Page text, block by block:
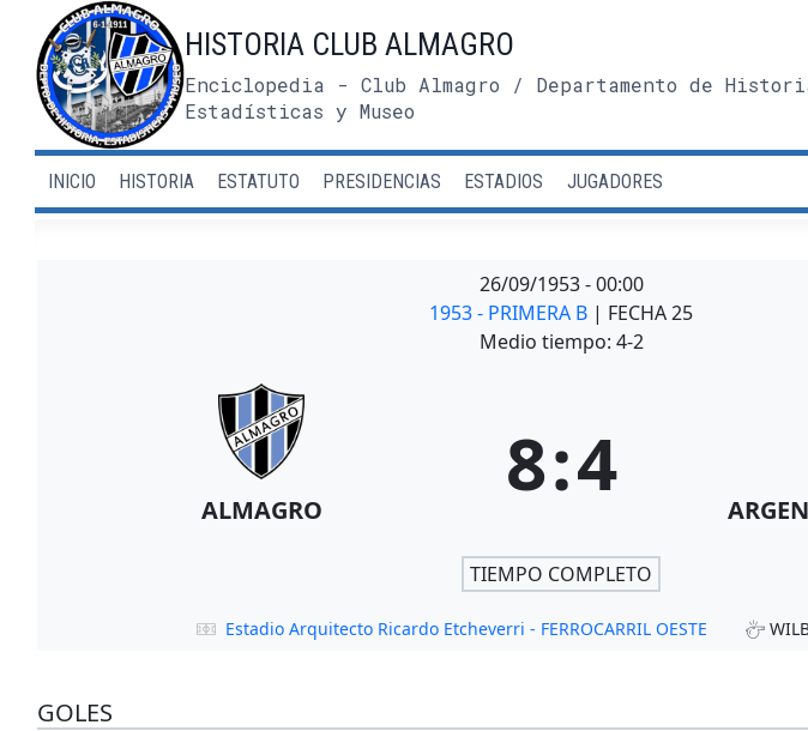
contenido
HISTORIA CLUB ALMAGRO
Enciclopedia - Club Almagro / Departamento de
Estadísticas y Museo
INICIO HISTORIA ESTATUTO PRESIDENCIAS ESTADIOS JUGADORES
26/09/1953-00:00
1953 - PRIMERA B | FECHA 25
Medio tiempo: 4-2
ALMAGRO 8:4
TIEMPO COMPLETO
Estadio Arquitecto Ricardo Etcheverri - FERROCARRIL OESTE
GOLES